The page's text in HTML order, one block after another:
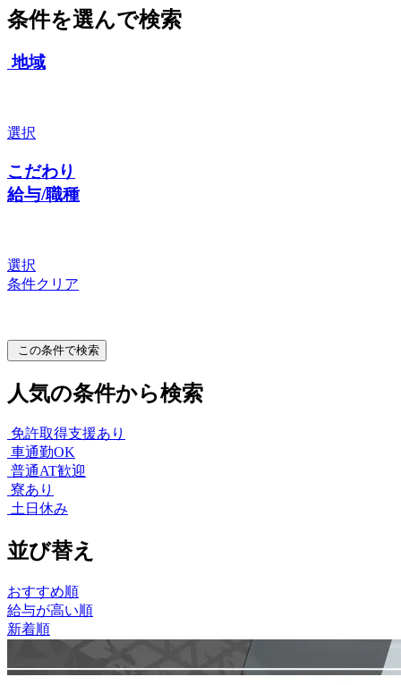
条件を選んで検索
地域
選択
こだわり
給与/職種
選択
条件クリア
この条件で検索
人気の条件から検索
免許取得支援あり
車通勤OK
普通AT歓迎
寮あり
土日休み
並び替え
おすすめ順
給与が高い順
新着順